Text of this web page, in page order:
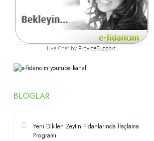
BLOGLAR
Yeni Dikilen Zeytin Fidanlarında İlaçlama
Programı